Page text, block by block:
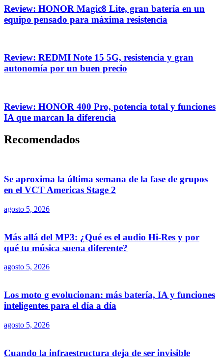
Review: HONOR Magic8 Lite, gran batería en un
equipo pensado para máxima resistencia
Review: REDMI Note 15 5G, resistencia y gran
autonomía por un buen precio
Review: HONOR 400 Pro, potencia total y funciones
IA que marcan la diferencia
Recomendados
Se aproxima la última semana de la fase de grupos
en el VCT Americas Stage 2
agosto 5, 2026
Más allá del MP3: ¿Qué es el audio Hi-Res y por
qué tu música suena diferente?
agosto 5, 2026
Los moto g evolucionan: más batería, IA y funciones
inteligentes para el día a día
agosto 5, 2026
Cuando la infraestructura deja de ser invisible